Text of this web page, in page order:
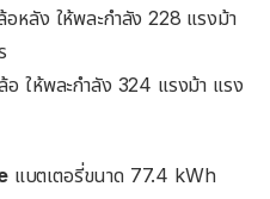
อหลัง ให้พละกำลัง 228 แรงม้า
ให้พละกำลัง 324 แรงม้า แรง
แบตเตอรี่ขนาด 77.4 kWh